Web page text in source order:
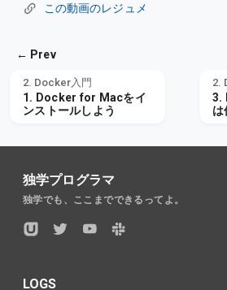
この動画のレジュメ
← Prev
2. Docker入門
1. Docker for Macをイ
ンストールしよう
2.
3.
は
独学プログラマ
独学でも、ここまでできるってよ。
LOGS